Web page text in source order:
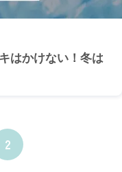
はかけない！冬は
2